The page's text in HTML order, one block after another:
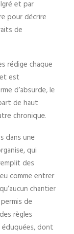
et par
pour décrire
de
rédige chaque
est
d’absurde, le
de haut
chronique.
dans une
qui
des
comme entrer
chantier
de
règles
éduquées, dont